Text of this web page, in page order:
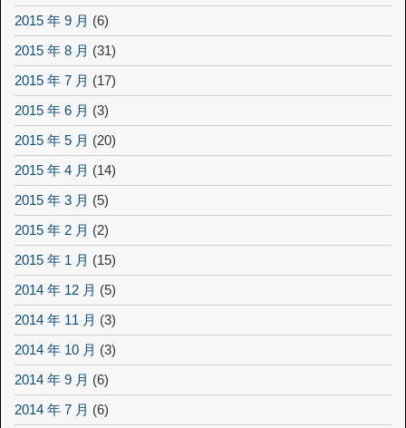
2015 年 9 月 (6)
2015 年 8 月 (31)
2015 年 7 月 (17)
2015 年 6 月 (3)
2015 年 5 月 (20)
2015 年 4 月 (14)
2015 年 3 月 (5)
2015 年 2 月 (2)
2015 年 1 月 (15)
2014 年 12 月 (5)
2014 年 11 月 (3)
2014 年 10 月 (3)
2014 年 9 月 (6)
2014 年 7 月 (6)